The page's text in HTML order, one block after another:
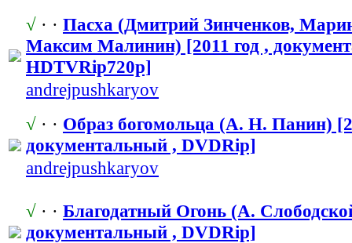
√ · · Пасха (Дмитрий Зинченков,
Максим Малинин) [2011 год ,
HDTVRip720p]
andrejpushka​ryov
√ · · Образ богомольца (А. Н. Панин)
документальн​ый , DVDRip]
andrejpushka​ryov
√ · · Благодатный Огонь (А.
документальн​ый , DVDRip]